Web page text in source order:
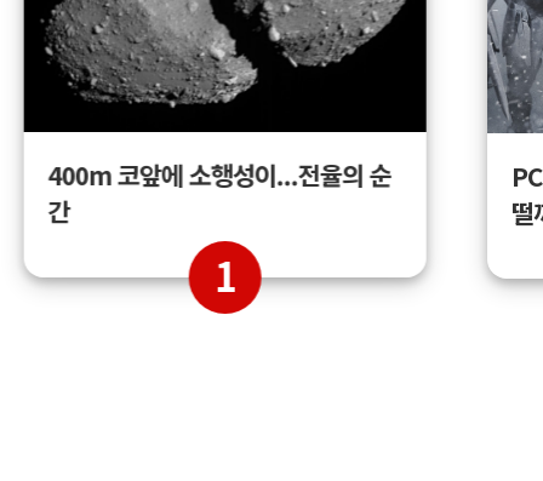
400m 코앞에 소행성이...전율의 순
간
1
떨